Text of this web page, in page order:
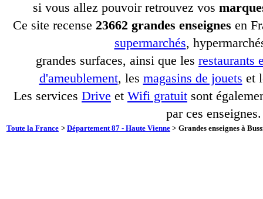
si vous allez pouvoir retrouvez vos
Ce site recense 23662 grandes enseignes en
supermarchés,
grandes surfaces, ainsi que les restaurants
d'ameublement, les magasins de jouets et
Les services Drive et Wifi gratuit sont
par ces enseignes.
Toute la France > Département 87 - Haute Vienne > Grandes enseignes à